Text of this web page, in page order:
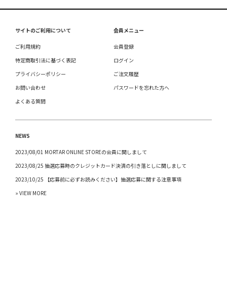
サイトのご利用について
ご利用規約
特定商取引法に基づく表記
プライバシーポリシー
お問い合わせ
よくある質問
会員メニュー
会員登録
ログイン
ご注文履歴
パスワードを忘れた方へ
NEWS
2023/08/01 MORTAR ONLINE STOREの会員に関しまして
2023/08/25 抽選応募時のクレジットカード決済の引き落としに関しまして
2023/10/25 【応募前に必ずお読みください】抽選応募に関する注意事項
» VIEW MORE